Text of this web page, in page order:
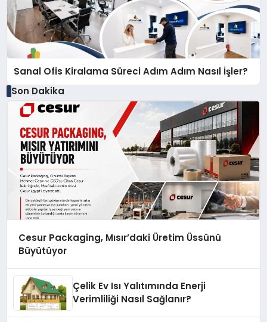
Sanal Ofis Kiralama Süreci Adım Adım Nasıl İşler?
Son Dakika
Cesur Packaging, Mısır’daki Üretim Üssünü
Büyütüyor
Çelik Ev Isı Yalıtımında Enerji
Verimliliği Nasıl Sağlanır?